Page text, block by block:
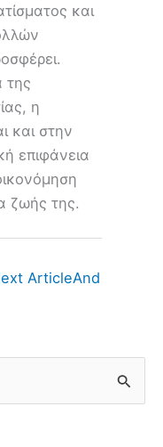
και
της
η
και στην
επιφάνεια
ζωής της.
ArticleAnd